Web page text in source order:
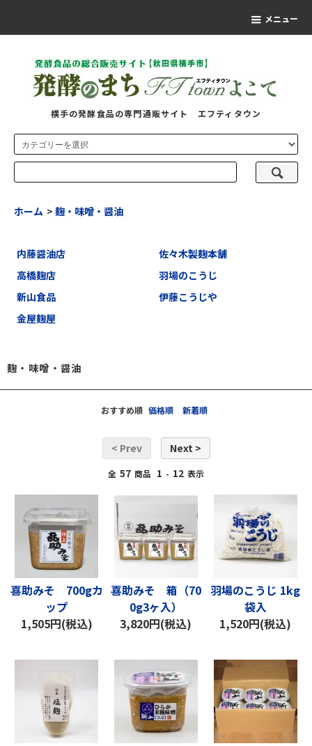
メニュー
横手の発酵食品の専門通販サイト エフティタウン
ホーム > 麹・味噌・醤油
内藤醤油店
佐々木製麹本舗
高橋麹店
羽場のこうじ
新山食品
伊藤こうじや
金屋麹屋
麹・味噌・醤油
おすすめ順 価格順 新着順
< Prev Next >
全 57 商品 1 - 12 表示
喜助みそ 700gカ
ップ
1,505円(税込)
喜助みそ 箱（70
0g3ヶ入）
3,820円(税込)
羽場のこうじ 1kg
袋入
1,520円(税込)